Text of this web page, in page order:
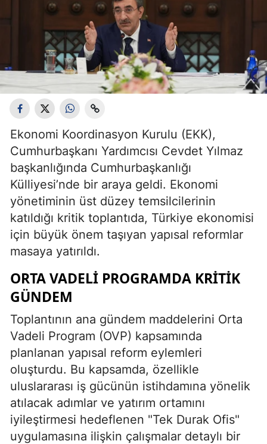
Ekonomi Koordinasyon Kurulu (EKK),
Cumhurbaşkanı Yardımcısı Cevdet Yılmaz
başkanlığında Cumhurbaşkanlığı
Külliyesi’nde bir araya geldi. Ekonomi
yönetiminin üst düzey temsilcilerinin
katıldığı kritik toplantıda, Türkiye ekonomisi
için büyük önem taşıyan yapısal reformlar
masaya yatırıldı.
ORTA VADELI PROGRAMDA KRITIK
GÜNDEM
Toplantının ana gündem maddelerini Orta
Vadeli Program (OVP) kapsamında
planlanan yapısal reform eylemleri
oluşturdu. Bu kapsamda, özellikle
uluslararası iş gücünün istihdamına yönelik
atılacak adımlar ve yatırım ortamını
iyileştirmesi hedeflenen "Tek Durak Ofis"
uygulamasına ilişkin çalışmalar detaylı bir